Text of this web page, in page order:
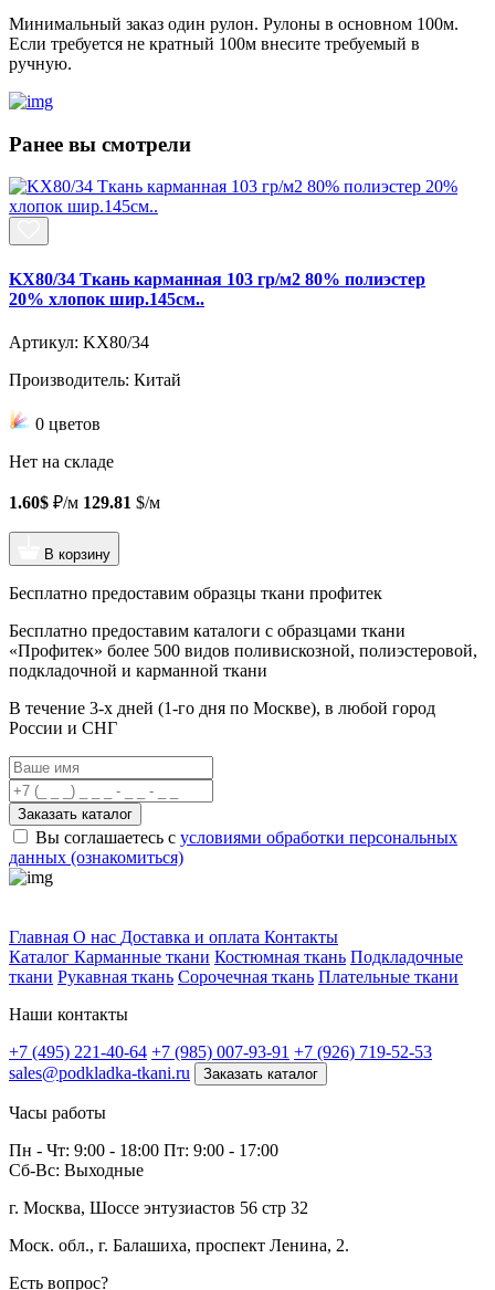
Минимальный заказ один рулон. Рулоны в основном 100м.
Если требуется не кратный 100м внесите требуемый в
ручную.
Ранее вы смотрели
KX80/34 Ткань карманная 103 гр/м2 80% полиэстер
20% хлопок шир.145см..
Артикул: KX80/34
Производитель: Китай
0 цветов
Нет на складе
1.60$ ₽/м 129.81 $/м
В корзину
Бесплатно предоставим образцы ткани профитек
Бесплатно предоставим каталоги с образцами ткани
«Профитек» более 500 видов поливискозной, полиэстеровой,
подкладочной и карманной ткани
В течение 3-х дней (1-го дня по Москве), в любой город
России и СНГ
Заказать каталог
Вы соглашаетесь с условиями обработки персональных
данных (ознакомиться)
Главная О нас Доставка и оплата Контакты
Каталог Карманные ткани Костюмная ткань Подкладочные
ткани Рукавная ткань Сорочечная ткань Плательные ткани
Наши контакты
+7 (495) 221-40-64 +7 (985) 007-93-91 +7 (926) 719-52-53
sales@podkladka-tkani.ru
Заказать каталог
Часы работы
Пн - Чт: 9:00 - 18:00 Пт: 9:00 - 17:00
Сб-Вс: Выходные
г. Москва, Шоссе энтузиастов 56 стр 32
Моск. обл., г. Балашиха, проспект Ленина, 2.
Есть вопрос?